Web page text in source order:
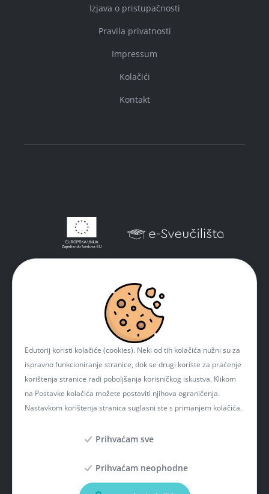
Izjava o pristupačnosti
Pravila privatnosti
Impressum
Kolačići
Kontakt
informacija o EU fondovima možete naći na mrežnim stranicama Ministarstva
Edutorij koristi kolačiće (cookies). Neki od tih kolačića nužni su za
ispravno funkcioniranje stranice, dok se drugi koriste za praćenje
korištenja stranice radi poboljšanja korisničkog iskustva. Klikom
na Postavke kolačića možete postaviti njihova ograničenja.
Nastavkom korištenja stranica suglasni ste s primanjem kolačića.
Prihvaćam sve
Prihvaćam neophodne